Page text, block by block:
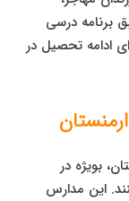
برنامه درسی
ادامه تحصیل در
بویژه در
این مدارس